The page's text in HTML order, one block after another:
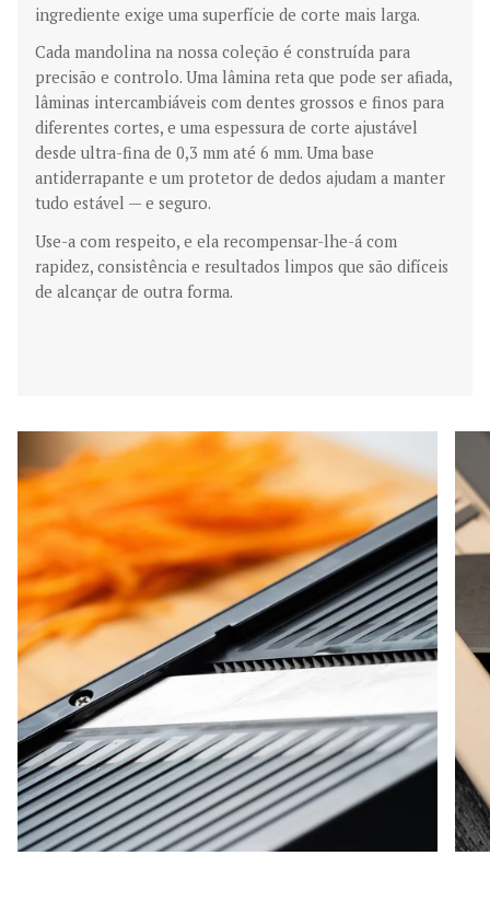
ingrediente exige uma superfície de corte mais larga.
Cada mandolina na nossa coleção é construída para
precisão e controlo. Uma lâmina reta que pode ser afiada,
lâminas intercambiáveis com dentes grossos e finos para
diferentes cortes, e uma espessura de corte ajustável
desde ultra-fina de 0,3 mm até 6 mm. Uma base
antiderrapante e um protetor de dedos ajudam a manter
tudo estável — e seguro.
Use-a com respeito, e ela recompensar-lhe-á com
rapidez, consistência e resultados limpos que são difíceis
de alcançar de outra forma.